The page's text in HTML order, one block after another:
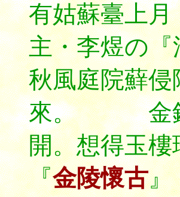
有姑蘇臺上
主・李煜の
秋風庭院蘚
來。 金鎖
開。想得玉
『金陵懷古』